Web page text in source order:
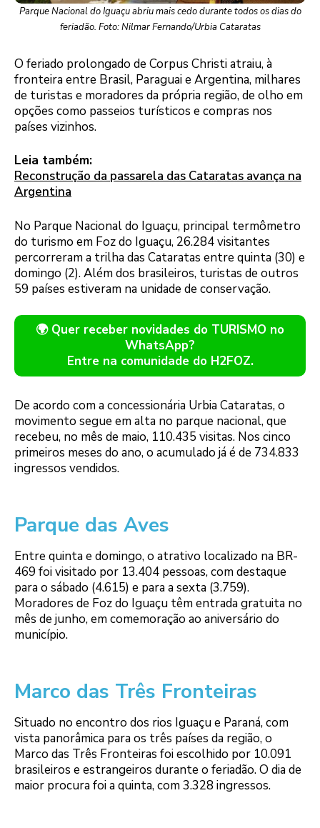
Parque Nacional do Iguaçu abriu mais cedo durante todos os dias do
feriadão. Foto: Nilmar Fernando/Urbia Cataratas
O feriado prolongado de Corpus Christi atraiu, à
fronteira entre Brasil, Paraguai e Argentina, milhares
de turistas e moradores da própria região, de olho em
opções como passeios turísticos e compras nos
países vizinhos.
Leia também:
Reconstrução da passarela das Cataratas avança na
Argentina
No Parque Nacional do Iguaçu, principal termômetro
do turismo em Foz do Iguaçu, 26.284 visitantes
percorreram a trilha das Cataratas entre quinta (30) e
domingo (2). Além dos brasileiros, turistas de outros
59 países estiveram na unidade de conservação.
🌍 Quer receber novidades do TURISMO no
WhatsApp?
Entre na comunidade do H2FOZ.
De acordo com a concessionária Urbia Cataratas, o
movimento segue em alta no parque nacional, que
recebeu, no mês de maio, 110.435 visitas. Nos cinco
primeiros meses do ano, o acumulado já é de 734.833
ingressos vendidos.
Parque das Aves
Entre quinta e domingo, o atrativo localizado na BR-
469 foi visitado por 13.404 pessoas, com destaque
para o sábado (4.615) e para a sexta (3.759).
Moradores de Foz do Iguaçu têm entrada gratuita no
mês de junho, em comemoração ao aniversário do
município.
Marco das Três Fronteiras
Situado no encontro dos rios Iguaçu e Paraná, com
vista panorâmica para os três países da região, o
Marco das Três Fronteiras foi escolhido por 10.091
brasileiros e estrangeiros durante o feriadão. O dia de
maior procura foi a quinta, com 3.328 ingressos.